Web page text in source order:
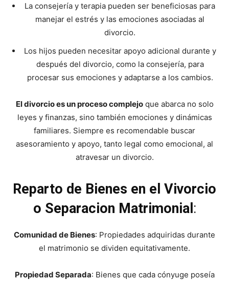
La consejería y terapia pueden ser beneficiosas para
manejar el estrés y las emociones asociadas al
divorcio.
Los hijos pueden necesitar apoyo adicional durante y
después del divorcio, como la consejería, para
procesar sus emociones y adaptarse a los cambios.
El divorcio es un proceso complejoque abarca no solo
leyes y finanzas, sino también emociones y dinámicas
familiares. Siempre es recomendable buscar
asesoramiento y apoyo, tanto legal como emocional, al
atravesar un divorcio.
Reparto de Bienes en el Vivorcio
o Separacion Matrimonial :
Comunidad de Bienes: Propiedades adquiridas durante
el matrimonio se dividen equitativamente.
Propiedad Separada: Bienes que cada cónyuge poseía